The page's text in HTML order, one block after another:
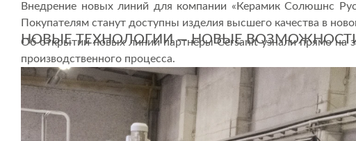
Внедрение новых линий для компании «Керамик Солюшнс
Покупателям станут доступны изделия высшего качества в
НОВЫЕ ТЕХНОЛОГИИ — НОВЫЕ
Об открытии новых линий партнёры Cersanit узнали прямо на
производственного процесса.